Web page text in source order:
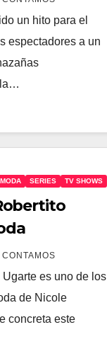
un hito para el
espectadores a un
la…
MODA SERIES TV SHOWS
es uno de los
de Nicole
concreta este